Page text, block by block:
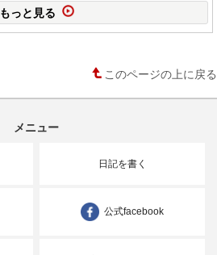
もっと見る
このページの上に戻る
メニュー
日記を書く
公式facebook